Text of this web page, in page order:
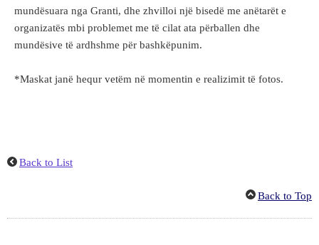
mundësuara nga Granti, dhe zhvilloi një bisedë me anëtarët e
organizatës mbi problemet me të cilat ata përballen dhe
mundësive të ardhshme për bashkëpunim.
*Maskat janë hequr vetëm në momentin e realizimit të fotos.
Back to List
Back to Top